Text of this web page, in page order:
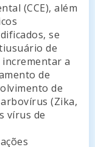
(CCE), além
se
de
a
de
de
(Zika,
vírus de